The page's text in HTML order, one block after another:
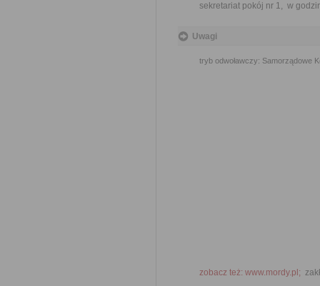
sekretariat pokój nr 1, w
Uwagi
tryb odwoławczy: Samorządowe
zobacz też: www.mordy.pl;